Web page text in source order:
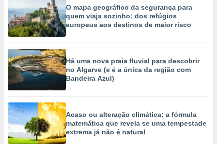
O mapa geográfico da segurança para
quem viaja sozinho: dos refúgios
europeus aos destinos de maior risco
Há uma nova praia fluvial para descobrir
no Algarve (e é a única da região com
Bandeira Azul)
Acaso ou alteração climática: a fórmula
matemática que revela se uma tempestade
extrema já não é natural